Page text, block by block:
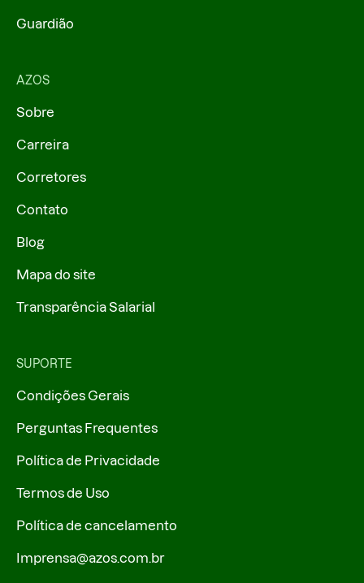
Guardião
AZOS
Sobre
Carreira
Corretores
Contato
Blog
Mapa do site
Transparência Salarial
SUPORTE
Condições Gerais
Perguntas Frequentes
Política de Privacidade
Termos de Uso
Política de cancelamento
Imprensa@azos.com.br